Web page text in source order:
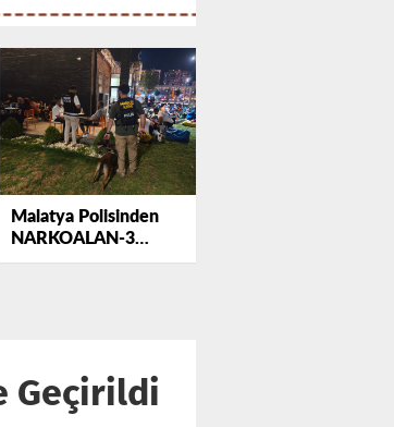
Malatya Polisinden
NARKOALAN-3
Uygulaması
Geçirildi